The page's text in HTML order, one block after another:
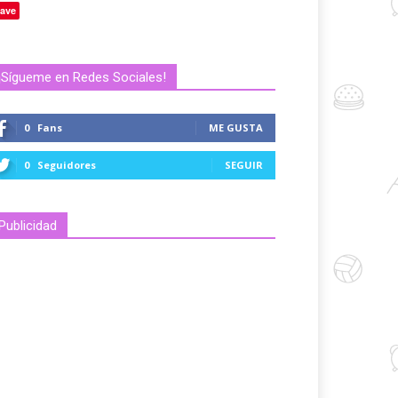
en Redes Sociales!
0 Fans ME GUSTA
0 Seguidores SEGUIR